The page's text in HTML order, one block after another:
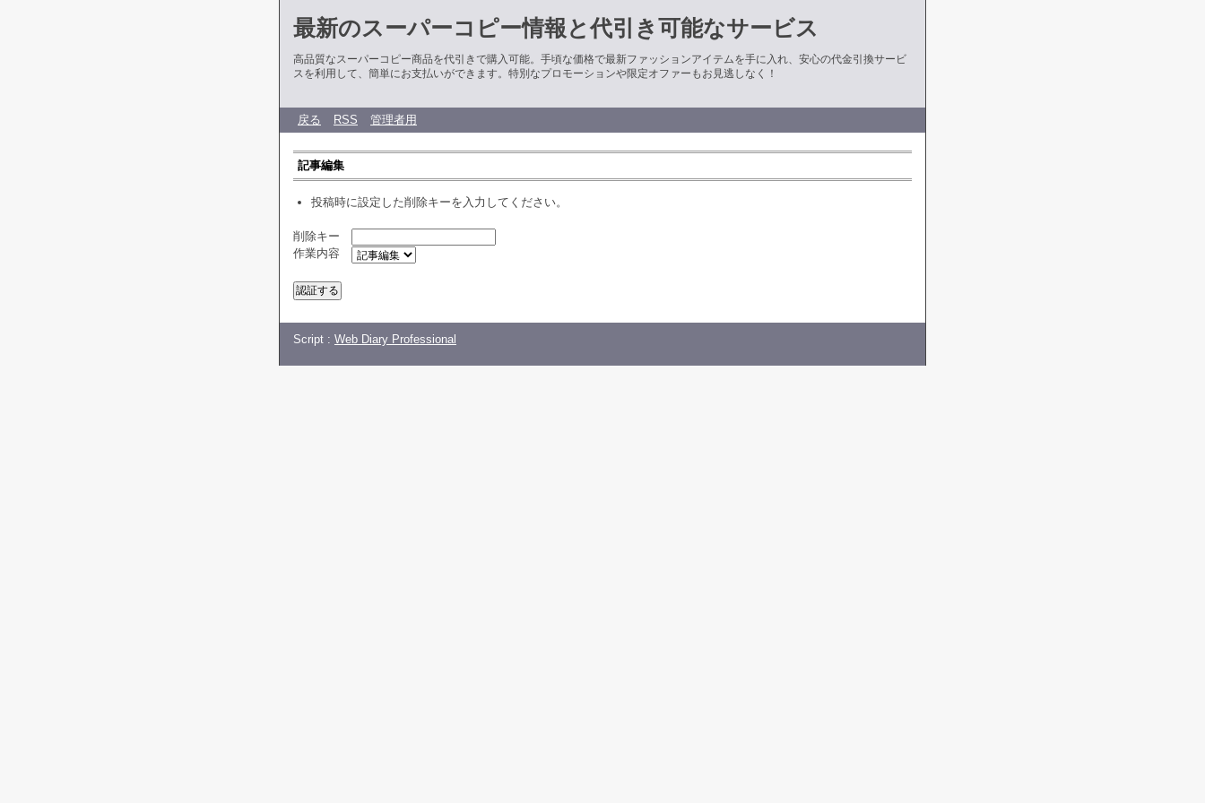
最新のスーパーコピー情報と代引き可能なサービス
高品質なスーパーコピー商品を代引きで購入可能。手頃な価格で最新ファッションアイテムを手に入れ、安心の代金引換サービ
スを利用して、簡単にお支払いができます。特別なプロモーションや限定オファーもお見逃しなく！
戻る RSS 管理者用
記事編集
投稿時に設定した削除キーを入力してください。
削除キー
作業内容
Script : Web Diary Professional